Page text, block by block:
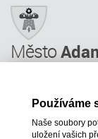
Město
Úřední deska
Informace
Používáme
Naše soubory
uložení vašich